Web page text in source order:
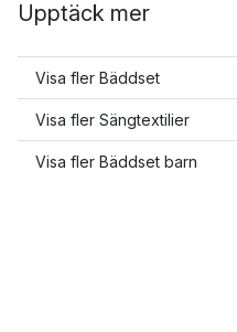
Upptäck mer
Visa fler Bäddset
Visa fler Sängtextilier
Visa fler Bäddset barn